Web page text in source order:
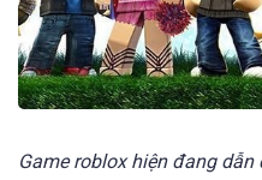
Game roblox hiện đang